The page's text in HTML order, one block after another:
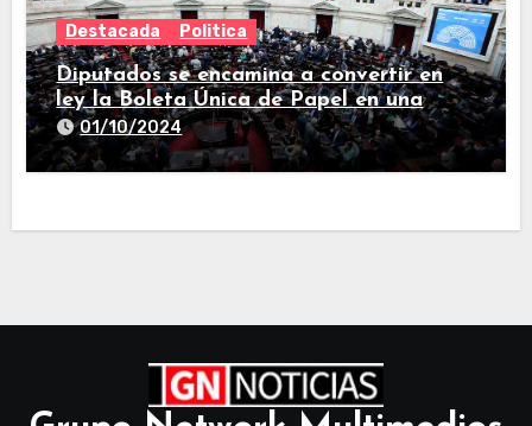
Destacada Politica
Diputados se encamina a convertir en
ley la Boleta Única de Papel en una
larga sesión
01/10/2024